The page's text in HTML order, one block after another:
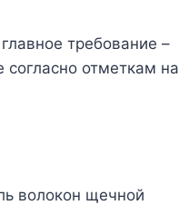
требование –
отметкам на
волокон щечной